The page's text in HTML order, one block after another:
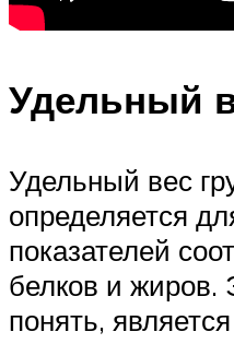
Удельный
Удельный вес
определяется
показателей
белков и жиров.
понять,